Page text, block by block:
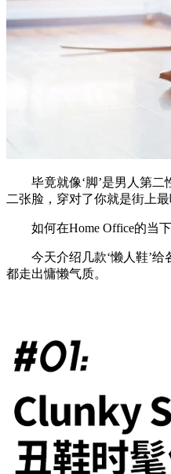
毕竟就像‘脚’是男人第二
二张脸，穿对了你就是街上最
如何在Home Office的当下
今天介绍几款‘懒人鞋’给
都走出慵懒气质。